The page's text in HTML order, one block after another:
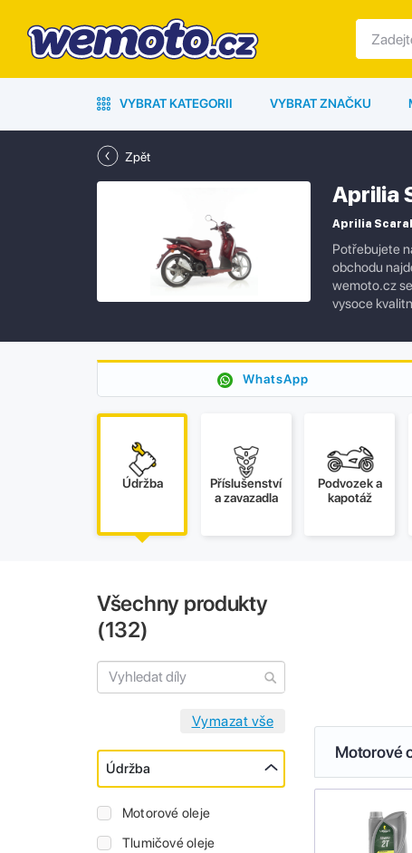
VYBRAT KATEGORII VYBRAT ZNAČKU
Zpět
Aprilia
Aprilia
Potřebujete
obchodu
wemoto.cz
vysoce
WhatsApp
Údržba
Příslušenství
a zavazadla
Podvozek a
kapotáž
Všechny produkty
(132)
Údržba
Motorové oleje
Tlumičové oleje
Motorové